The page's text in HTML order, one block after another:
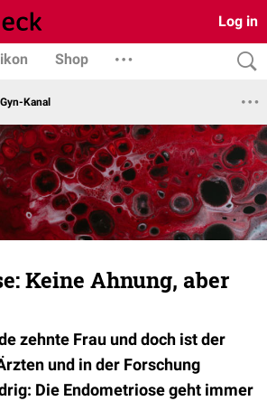
Log in
Shop
Kanal
Keine Ahnung, aber
zehnte Frau und doch ist der
und in der Forschung
Die Endometriose geht immer